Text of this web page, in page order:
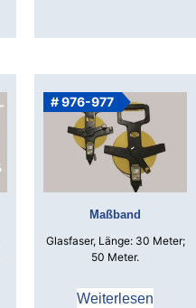
# 976-977
Maßband
Glasfaser, Länge: 30 Meter;
50 Meter.
Weiterlesen